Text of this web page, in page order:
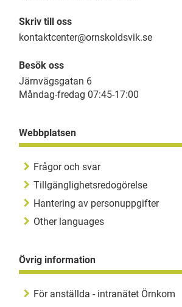
Skriv till oss
kontaktcenter@ornskoldsvik.se
Besök oss
Järnvägsgatan 6
Måndag-fredag 07:45-17:00
Webbplatsen
Frågor och svar
Tillgänglighetsredogörelse
Hantering av personuppgifter
Other languages
Övrig information
För anställda - intranätet Örnkom